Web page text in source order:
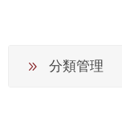
分類管理